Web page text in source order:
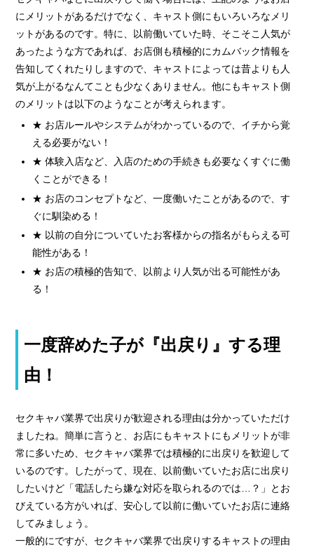
にメリットがあるだけでなく、キャスト側にもいろいろなメリ
ットがあるのです。特に、以前働いていた時、そこそこ人気が
あったような方であれば、お店側も積極的にカムバック情報を
告知してくれたりしますので、キャストによっては昔よりも人
気が上がるなんてことも少なくありません。他にもキャスト側
のメリットは以下のようなことが考えられます。
★ お店ルールやシステムがわかっているので、イチから覚
える必要がない！
★ 体験入店など、入店のための手続きも必要なくすぐに働
くことができる！
★ お店のコンセプトなど、一度働いたことがあるので、す
ぐに馴染める！
★ 以前の自分についていたお客様からの指名がもらえる可
能性がある！
★ お店の積極的告知で、以前より人気が出る可能性があ
る！
一度辞めた子が『出戻り』する理
由！
セクキャバ業界で出戻りが歓迎される理由は分かっていただけ
ましたね。簡単に言うと、お店にもキャストにもメリットが非
常に多いため、セクキャバ業界では積極的に出戻りを歓迎して
いるのです。したがって、現在、以前働いていたお店に出戻り
したいけど「電話したら嫌な対応を取られるのでは…？」とお
びえている方がいれば、安心して以前に働いていたお店に連絡
してみましょう。
一般的にですが、セクキャバ業界で出戻りするキャストの理由